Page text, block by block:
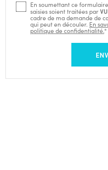
En soumettant ce
saisies soient traitées par
cadre de ma demande de
qui peut en découler. En
politique de confidentialité.*